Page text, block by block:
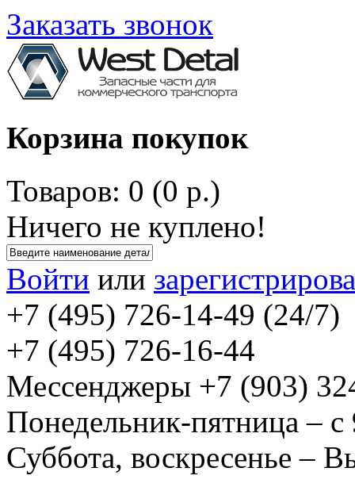
Заказать звонок
Корзина покупок
Товаров: 0 (0 р.)
Ничего не куплено!
Войти или
+7 (495) 726-14-49 (24/7)
+7 (495) 726-16-44
Мессенджеры +7 (903)
Понедельник-пятница –
Суббота, воскресенье –